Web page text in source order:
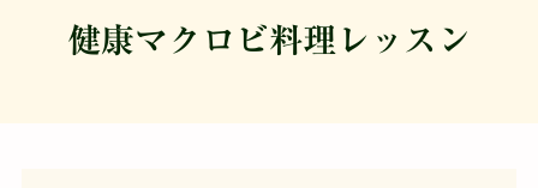
健康マクロビ料理レッスン